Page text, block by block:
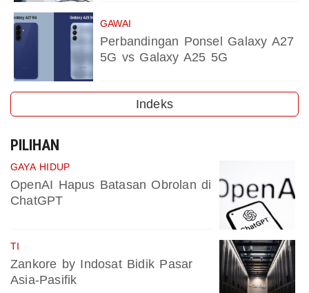
GAWAI
Perbandingan Ponsel Galaxy A27
5G vs Galaxy A25 5G
Indeks
PILIHAN
GAYA HIDUP
OpenAI Hapus Batasan Obrolan di
ChatGPT
TI
Zankore by Indosat Bidik Pasar
Asia-Pasifik